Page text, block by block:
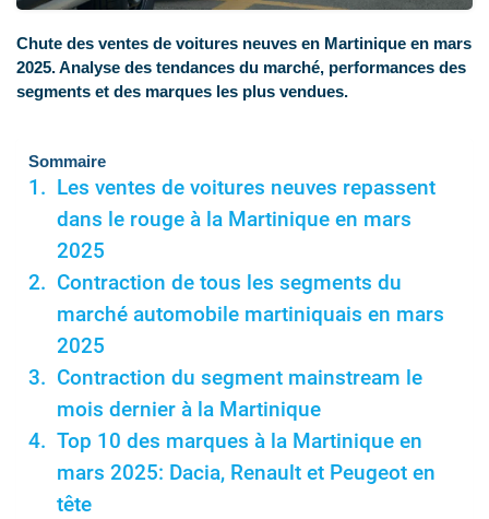
Chute des ventes de voitures neuves en Martinique en mars
2025. Analyse des tendances du marché, performances des
segments et des marques les plus vendues.
Sommaire
Les ventes de voitures neuves repassent
dans le rouge à la Martinique en mars
2025
Contraction de tous les segments du
marché automobile martiniquais en mars
2025
Contraction du segment mainstream le
mois dernier à la Martinique
Top 10 des marques à la Martinique en
mars 2025: Dacia, Renault et Peugeot en
tête